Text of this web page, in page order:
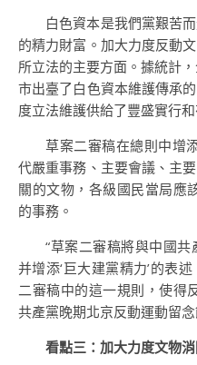
白色資本是我們黨艱苦
的精力財富。加大力度反動
所立法的主要方面。據統計
市出臺了白色資本維護傳承
度立法維護供給了豐盛實行和
草案二審稿在總則中增
代嚴重事務、主要會議、主
關的文物，各級國民當局應
的事務。
“草案二審稿將與中國共
并增添‘巨大建黨精力’的表
二審稿中的這一規則，使得
共產黨晚期北京反動運動留
看點三：加大力度文物